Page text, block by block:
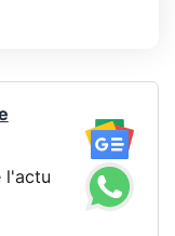
l'actu